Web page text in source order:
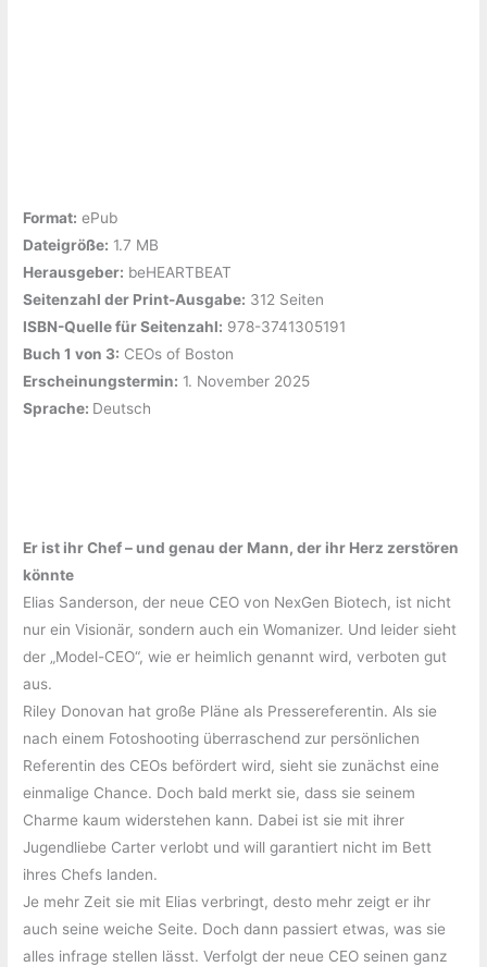
Format: ePub
Dateigröße: ‎1.7 MB
Herausgeber: ‎beHEARTBEAT
Seitenzahl der Print-Ausgabe: ‎312 Seiten
ISBN-Quelle für Seitenzahl: ‎978-3741305191
Buch 1 von 3: ‎CEOs of Boston
Erscheinungstermin: ‎1. November 2025
Sprache: ‎ Deutsch
Er ist ihr Chef – und genau der Mann, der ihr Herz zerstören
könnte
Elias Sanderson, der neue CEO von NexGen Biotech, ist nicht
nur ein Visionär, sondern auch ein Womanizer. Und leider sieht
der „Model-CEO“, wie er heimlich genannt wird, verboten gut
aus.
Riley Donovan hat große Pläne als Pressereferentin. Als sie
nach einem Fotoshooting überraschend zur persönlichen
Referentin des CEOs befördert wird, sieht sie zunächst eine
einmalige Chance. Doch bald merkt sie, dass sie seinem
Charme kaum widerstehen kann. Dabei ist sie mit ihrer
Jugendliebe Carter verlobt und will garantiert nicht im Bett
ihres Chefs landen.
Je mehr Zeit sie mit Elias verbringt, desto mehr zeigt er ihr
auch seine weiche Seite. Doch dann passiert etwas, was sie
alles infrage stellen lässt. Verfolgt der neue CEO seinen ganz